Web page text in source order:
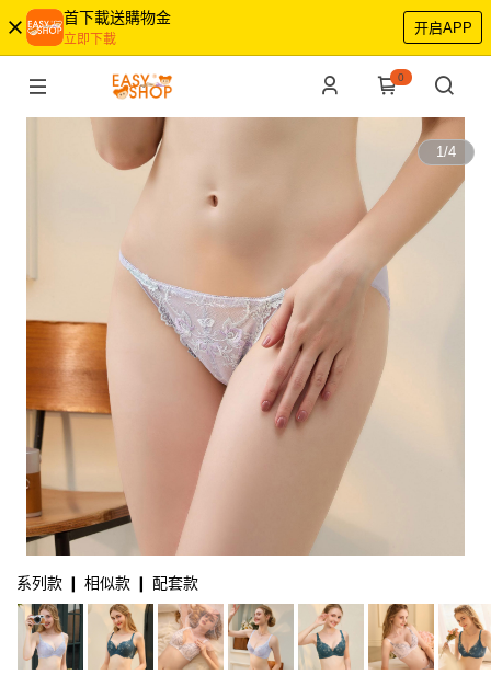
首下載送購物金
立即下載
开启APP
0
1/4
系列款 ❙ 相似款 ❙ 配套款